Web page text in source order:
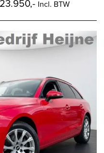
23.950,- Incl. BTW